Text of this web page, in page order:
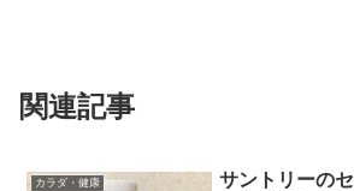
関連記事
カラダ・健康
サントリーの